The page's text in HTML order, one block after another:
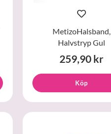
MetizoHalsband,
Halvstryp Gul
259,90 kr
Köp